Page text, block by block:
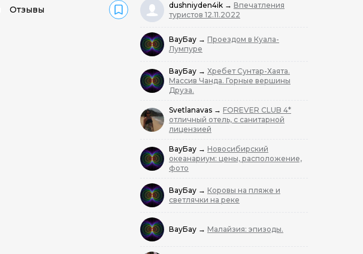
dushniyden4ik → Впечатления
туристов 12.11.2022
ВауБау → Проездом в Куала-
Лумпуре
ВауБау → Хребет Сунтар-Хаята.
Массив Чанда. Горные вершины
Друза.
Svetlanavas → FOREVER CLUB 4*
отличный отель, с санитарной
лицензией
ВауБау → Новосибирский
океанариум: цены, расположение,
фото
ВауБау → Коровы на пляже и
светлячки на реке
ВауБау → Малайзия: эпизоды.
Отзывы